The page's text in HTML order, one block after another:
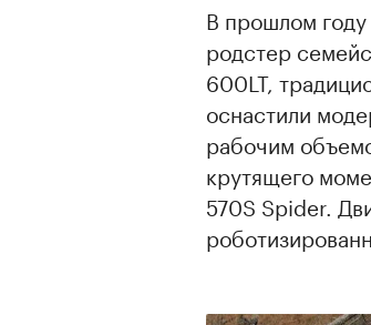
В прошлом
родстер
600LT,
оснастили
рабочим
крутящего
570S Spider.